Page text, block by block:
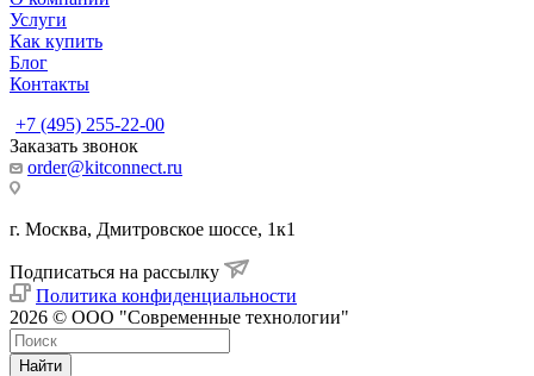
Услуги
Как купить
Блог
Контакты
+7 (495) 255-22-00
Заказать звонок
order@kitconnect.ru
г. Москва, Дмитровское шоссе, 1к1
Подписаться на рассылку
Политика конфиденциальности
2026 © ООО "Современные технологии"
Найти